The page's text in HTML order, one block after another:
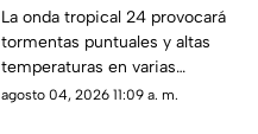
aisladas para este
martes
La onda tropical 24 provocará
tormentas puntuales y altas
temperaturas en varias
regiones.
agosto 04, 2026 11:09 a. m.